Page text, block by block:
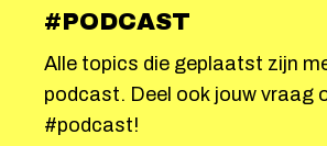
#PODCAST
Alle topics die geplaatst zijn
podcast. Deel ook jouw vraag
#podcast!